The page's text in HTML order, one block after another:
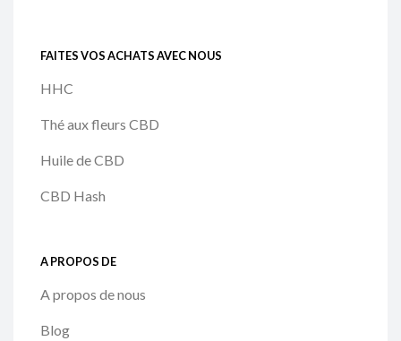
FAITES VOS ACHATS AVEC NOUS
HHC
Thé aux fleurs CBD
Huile de CBD
CBD Hash
A PROPOS DE
A propos de nous
Blog